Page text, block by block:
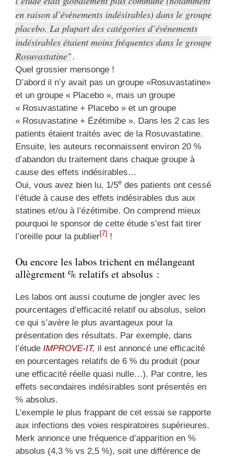
en raison d’événements indésirables) dans le groupe
placebo. La plupart des catégories d’événements
indésirables étaient moins fréquentes dans le groupe
Rosuvastatine .
Quel grossier mensonge !
D’abord il n’y avait pas un groupe «Rosuvastatine»
et un groupe « Placebo », mais un groupe
« Rosuvastatine + Placebo » et un groupe
« Rosuvastatine + Ézétimibe ». Dans les 2 cas les
patients étaient traités avec de la Rosuvastatine.
Ensuite, les auteurs reconnaissent environ 20 %
d’abandon du traitement dans chaque groupe à
cause des effets indésirables…
Oui, vous avez bien lu, 1/5e des patients ont cessé
l’étude à cause des effets indésirables dus aux
statines et/ou à l’ézétimibe. On comprend mieux
pourquoi le sponsor de cette étude s’est fait tirer
l’oreille pour la publier[7] !
Ou encore les labos trichent en mélangeant
allègrement % relatifs et absolus :
Les labos ont aussi coutume de jongler avec les
pourcentages d’efficacité relatif ou absolus, selon
ce qui s’avère le plus avantageux pour la
présentation des résultats. Par exemple, dans
l’étude IMPROVE-IT, il est annoncé une efficacité
en pourcentages relatifs de 6 % du produit (pour
une efficacité réelle quasi nulle…). Par contre, les
effets secondaires indésirables sont présentés en
% absolus.
L’exemple le plus frappant de cet essai se rapporte
aux infections des voies respiratoires supérieures.
Merk annonce une fréquence d’apparition en %
absolus (4,3 % vs 2,5 %), soit une différence de